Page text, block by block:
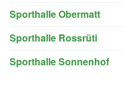
Sporthalle Obermatt
Sporthalle Rossrüti
Sporthalle Sonnenhof